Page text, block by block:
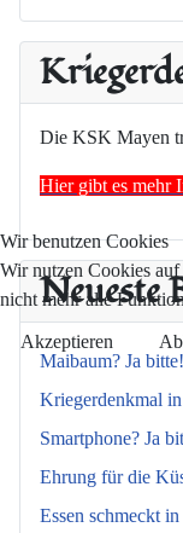
Die KSK Mayen
Hier gibt es mehr
Neueste
Maibaum? Ja bitte!
Kriegerdenkmal
Smartphone? Ja
Ehrung für die
Essen schmeckt
Wir benutzen Cookies
Wir nutzen Cookies auf
nicht mehr alle
Akzeptieren